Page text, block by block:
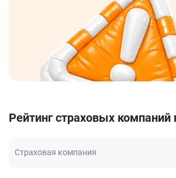
Рейтинг страховых
Страховая компания